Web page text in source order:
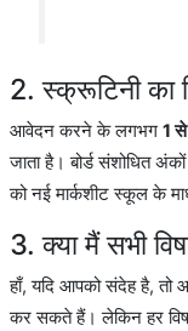
2. स्क्रूटिनी
आवेदन करने के लगभग 1
जाता है। बोर्ड संशोधित
को नई मार्कशीट स्कूल के
3. क्या मैं सभी
हाँ, यदि आपको संदेह है,
कर सकते हैं। लेकिन हर